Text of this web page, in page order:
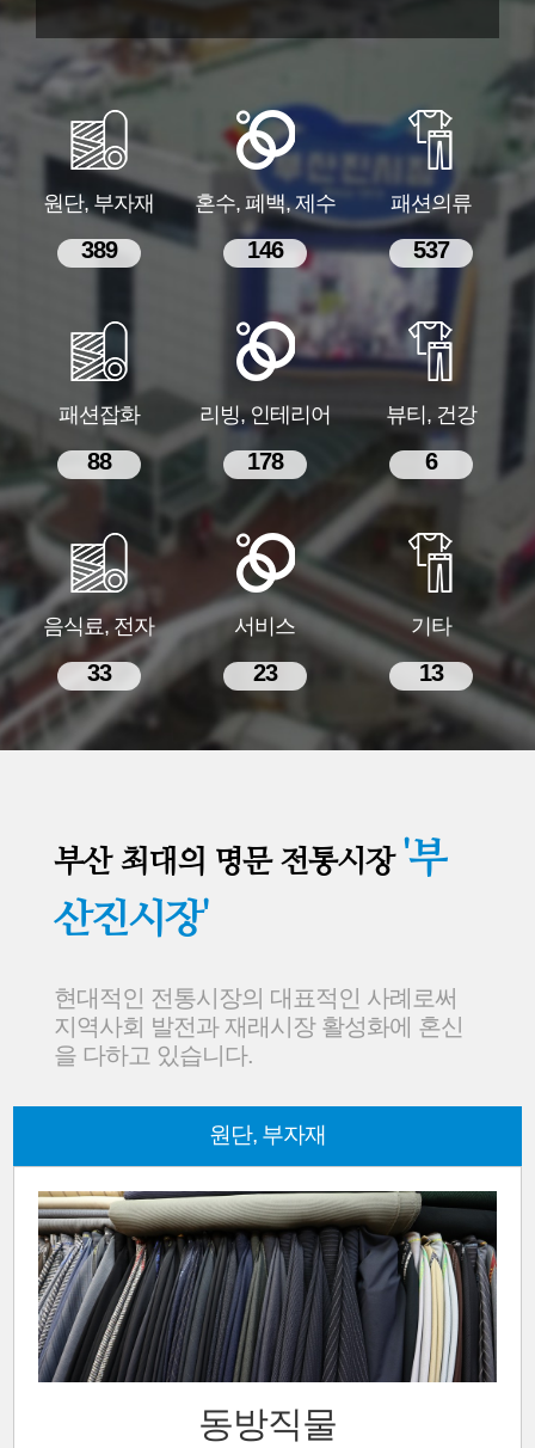
원단, 부자재
389
혼수, 폐백, 제수
146
패션의류
537
패션잡화
88
리빙, 인테리어
178
뷰티, 건강
6
음식료, 전자
33
서비스
23
기타
13
부산 최대의 명문 전통시장 '부
산진시장'
현대적인 전통시장의 대표적인 사례로써
지역사회 발전과 재래시장 활성화에 혼신
을 다하고 있습니다.
원단, 부자재
동방직물